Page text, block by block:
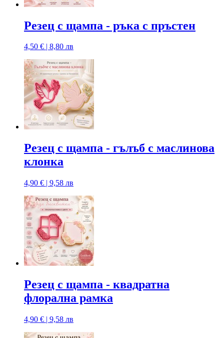
Резец с щампa - ръка с пръстен
4,50 € | 8,80 лв
Резец с щампa - гълъб с маслинова
клонка
4,90 € | 9,58 лв
Резец с щампa - квадратна
флорална рамка
4,90 € | 9,58 лв